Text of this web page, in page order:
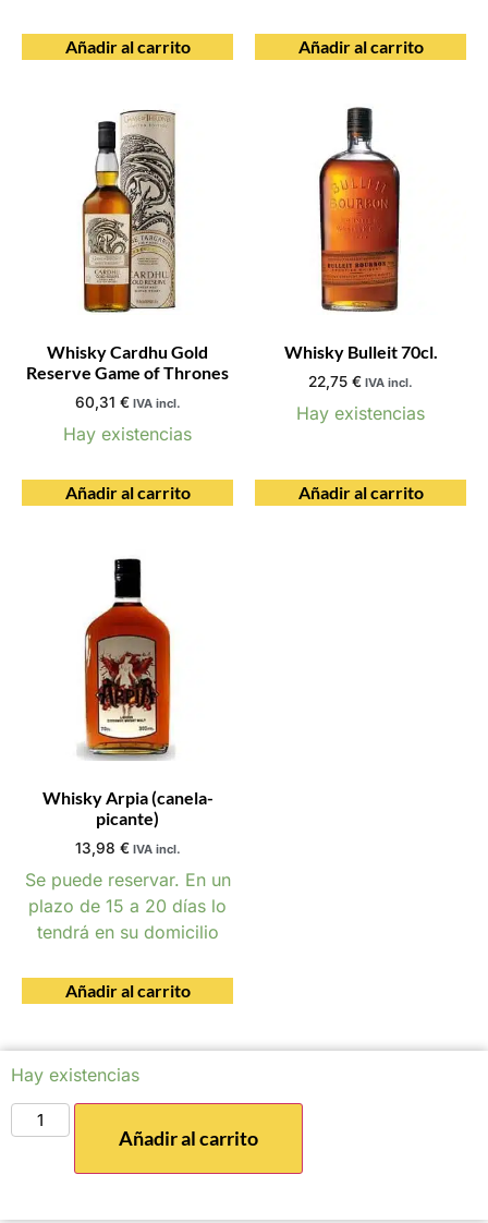
Añadir al carrito Añadir al carrito
Whisky Cardhu Gold
Reserve Game of Thrones
60,31 € IVA incl.
Hay existencias
Añadir al carrito
Whisky Bulleit 70cl.
22,75 € IVA incl.
Hay existencias
Añadir al carrito
Whisky Arpia (canela-
picante)
13,98 € IVA incl.
Se puede reservar. En un
plazo de 15 a 20 días lo
tendrá en su domicilio
Añadir al carrito
Hay existencias
Añadir al carrito